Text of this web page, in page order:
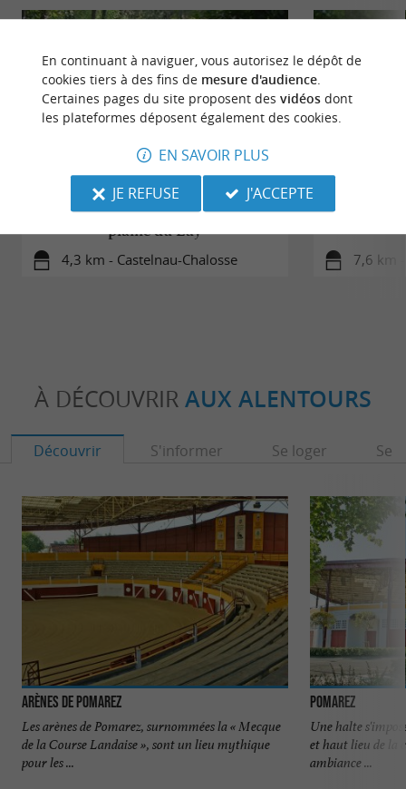
A Castelnau Chalosse, circuit de la
plaine du Luy
4,3 km - Castelnau-Chalosse 7,6 km
À DÉCOUVRIR AUX ALENTOURS
Découvrir S'informer Se loger Se
Arènes de Pomarez
Les arènes de Pomarez, surnommées la « Mecque
de la Course Landaise », sont un lieu mythique
pour les ...
Pomarez
Une halte
et haut lieu de la
ambiance ...
En continuant à naviguer, vous autorisez le dépôt de
cookies tiers à des fins de mesure d'audience.
Certaines pages du site proposent des vidéosdont
les plateformes déposent également des cookies.
EN SAVOIR PLUS
JE REFUSE
J'ACCEPTE